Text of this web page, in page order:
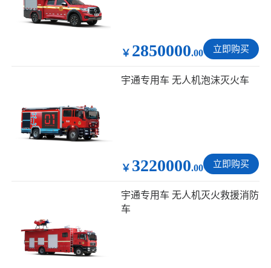
￥ 2850000.00 立即购买
宇通专用车 无人机泡沫灭火车
￥ 3220000.00 立即购买
宇通专用车 无人机灭火救援消防
车